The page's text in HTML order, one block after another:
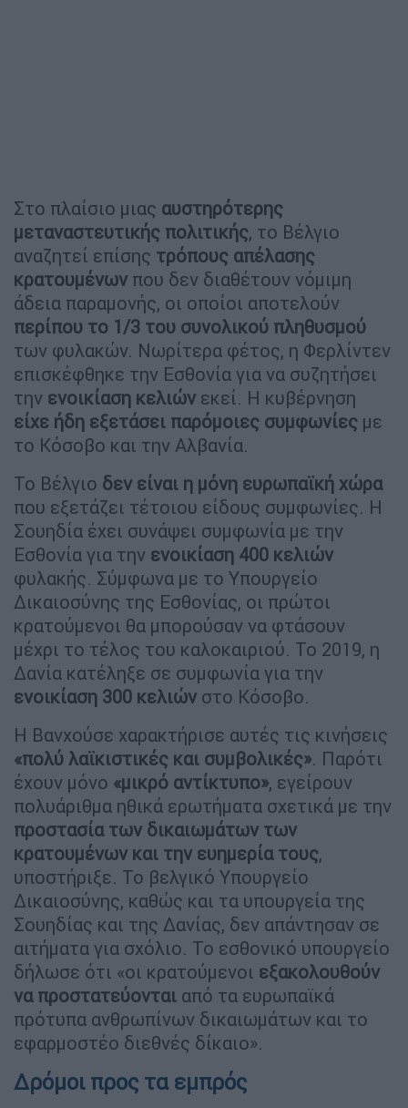
Στο πλαίσιο μιας αυστηρότερης
μεταναστευτικής πολιτικής, το Βέλγιο
αναζητεί επίσης τρόπους απέλασης
κρατουμένων που δεν διαθέτουν νόμιμη
άδεια παραμονής, οι οποίοι αποτελούν
περίπου το 1/3 του συνολικού πληθυσμού
των φυλακών. Νωρίτερα φέτος, η Φερλίντεν
επισκέφθηκε την Εσθονία για να συζητήσει
την ενοικίαση κελιών εκεί. Η κυβέρνηση
είχε ήδη εξετάσει παρόμοιες συμφωνίες με
το Κόσοβο και την Αλβανία.
Το Βέλγιο δεν είναι η μόνη ευρωπαϊκή χώρα
που εξετάζει τέτοιου είδους συμφωνίες. Η
Σουηδία έχει συνάψει συμφωνία με την
Εσθονία για την ενοικίαση 400 κελιών
φυλακής. Σύμφωνα με το Υπουργείο
Δικαιοσύνης της Εσθονίας, οι πρώτοι
κρατούμενοι θα μπορούσαν να φτάσουν
μέχρι το τέλος του καλοκαιριού. Το 2019, η
Δανία κατέληξε σε συμφωνία για την
ενοικίαση 300 κελιών στο Κόσοβο.
Η Βανχούσε χαρακτήρισε αυτές τις κινήσεις
«πολύ λαϊκιστικές και συμβολικές». Παρότι
έχουν μόνο «μικρό αντίκτυπο», εγείρουν
πολυάριθμα ηθικά ερωτήματα σχετικά με την
προστασία των δικαιωμάτων των
κρατουμένων και την ευημερία τους,
υποστήριξε. Το βελγικό Υπουργείο
Δικαιοσύνης, καθώς και τα υπουργεία της
Σουηδίας και της Δανίας, δεν απάντησαν σε
αιτήματα για σχόλιο. Το εσθονικό υπουργείο
δήλωσε ότι «οι κρατούμενοι εξακολουθούν
να προστατεύονται από τα ευρωπαϊκά
πρότυπα ανθρωπίνων δικαιωμάτων και το
εφαρμοστέο διεθνές δίκαιο».
Δρόμοι προς τα εμπρός